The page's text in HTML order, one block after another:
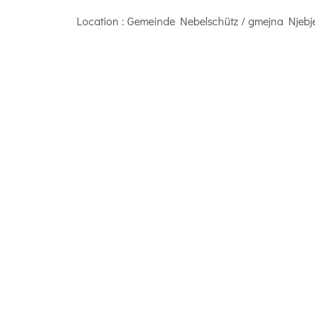
Location : Gemeinde Nebelschütz / gmejna